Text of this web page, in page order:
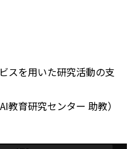
スを用いた研究活動の支
育研究センター 助教）